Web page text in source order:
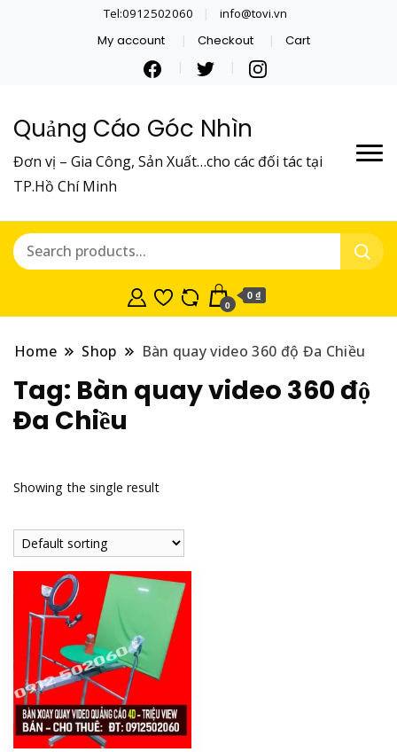
Tel:0912502060 info@tovi.vn
My account Checkout Cart
Quảng Cáo Góc Nhìn
Đơn vị – Gia Công, Sản Xuất…cho các đối tác tại
TP.Hồ Chí Minh
0
0 ₫
Home Shop Bàn quay video 360 độ Đa Chiều
Tag: Bàn quay video 360 độ
Đa Chiều
Showing the single result